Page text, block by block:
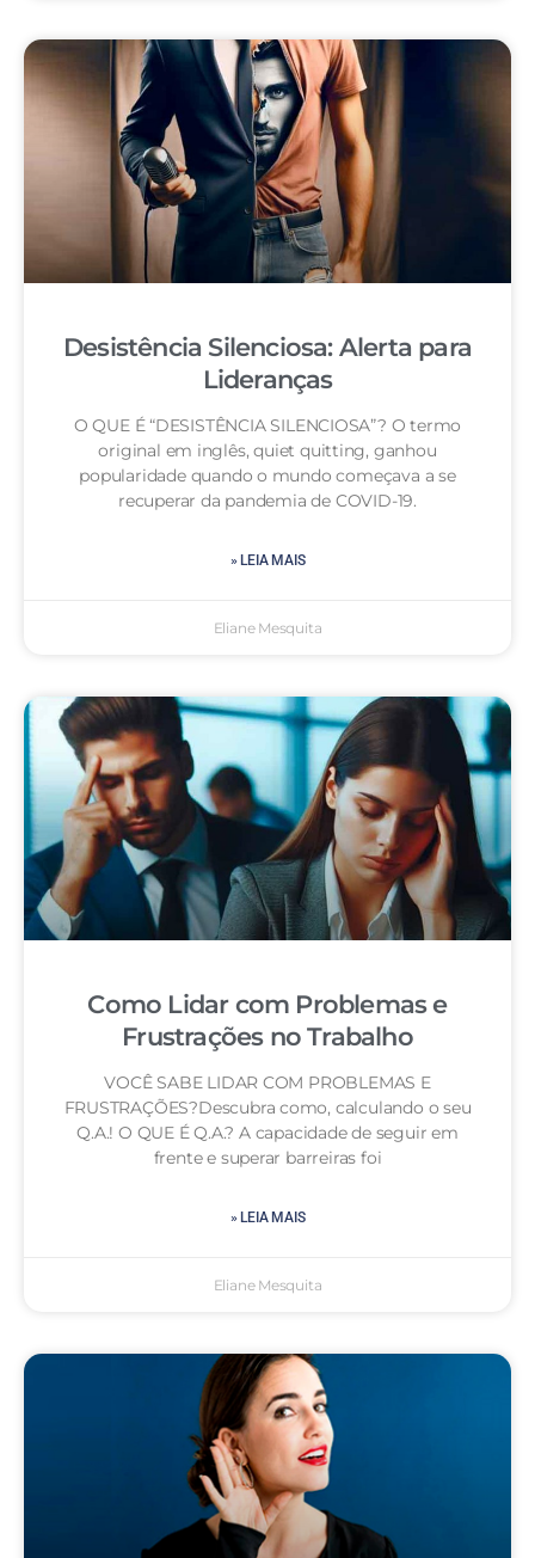
Desistência Silenciosa: Alerta para
Lideranças
O QUE É “DESISTÊNCIA SILENCIOSA”? O termo
original em inglês, quiet quitting, ganhou
popularidade quando o mundo começava a se
recuperar da pandemia de COVID-19.
» LEIA MAIS
Eliane Mesquita
Como Lidar com Problemas e
Frustrações no Trabalho
VOCÊ SABE LIDAR COM PROBLEMAS E
FRUSTRAÇÕES?Descubra como, calculando o seu
Q.A.! O QUE É Q.A.? A capacidade de seguir em
frente e superar barreiras foi
» LEIA MAIS
Eliane Mesquita